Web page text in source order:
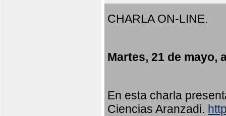
CHARLA ON-LINE.
Martes, 21 de mayo,
En esta charla
Ciencias Aranzadi.